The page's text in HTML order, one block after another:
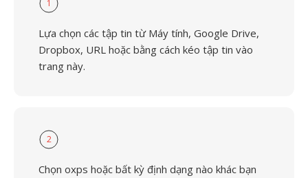
1
Lựa chọn các tập tin từ Máy tính, Google Drive,
Dropbox, URL hoặc bằng cách kéo tập tin vào
trang này.
2
Chọn oxps hoặc bất kỳ định dạng nào khác bạn